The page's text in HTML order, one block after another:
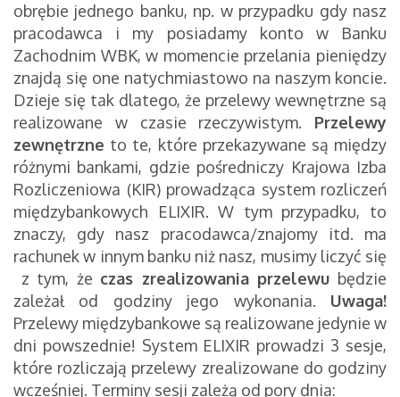
obrębie jednego banku, np. w przypadku gdy nasz
pracodawca i my posiadamy konto w Banku
Zachodnim WBK, w momencie przelania pieniędzy
znajdą się one natychmiastowo na naszym koncie.
Dzieje się tak dlatego, że przelewy wewnętrzne są
realizowane w czasie rzeczywistym. Przelewy
zewnętrzne to te, które przekazywane są między
różnymi bankami, gdzie pośredniczy Krajowa Izba
Rozliczeniowa (KIR) prowadząca system rozliczeń
międzybankowych ELIXIR. W tym przypadku, to
znaczy, gdy nasz pracodawca/znajomy itd. ma
rachunek w innym banku niż nasz, musimy liczyć się
z tym, że czas zrealizowania przelewu będzie
zależał od godziny jego wykonania. Uwaga!
Przelewy międzybankowe są realizowane jedynie w
dni powszednie! System ELIXIR prowadzi 3 sesje,
które rozliczają przelewy zrealizowane do godziny
wcześniej. Terminy sesji zależą od pory dnia: